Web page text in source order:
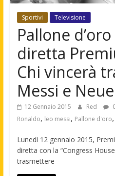
Sportivi Televisione
Pallone
diretta
Chi vincerà
Messi e
12 Gennaio 2015 Red
Ronaldo, leo messi, Pallone d'oro,
Lunedì 12 gennaio 2015,
diretta con la “Congress
trasmettere